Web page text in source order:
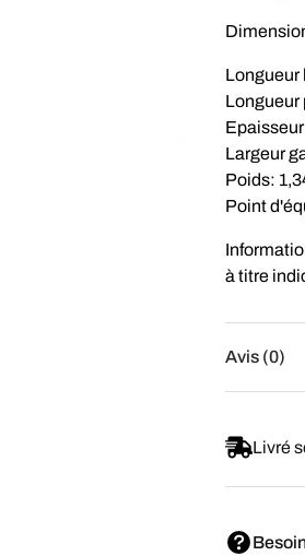
Longueur
Longueur
Largeur
Poids:
Point
à titre
Avis (0)
Livré